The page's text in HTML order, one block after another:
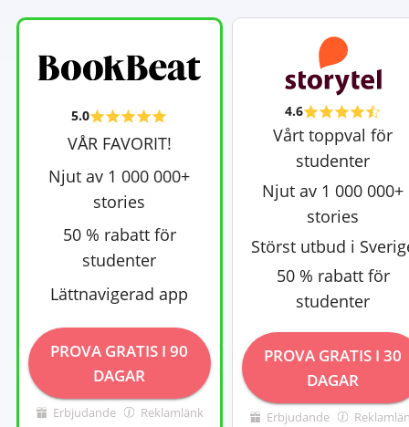
4.6
Vårt toppval för
studenter
Njut av 1 000 000+
stories
Störst utbud i
50 % rabatt för
studenter
PROVA GRATIS I 30
DAGAR
Erbjudande
5.0
VÅR FAVORIT!
Njut av 1 000 000+
stories
50 % rabatt för
studenter
Lättnavigerad app
PROVA GRATIS I 90
DAGAR
Erbjudande Reklamlänk